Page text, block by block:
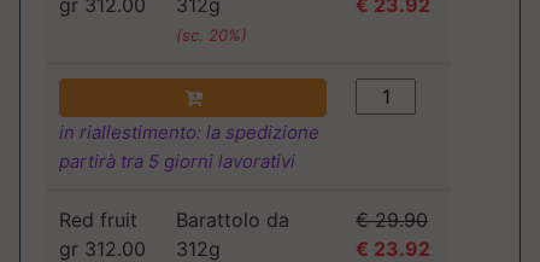
(sc. 20%)
in riallestimento: la spedizione
partirà tra 5 giorni lavorativi
Red fruit
gr 312.00
Barattolo da
312g
€ 29.90
€ 23.92